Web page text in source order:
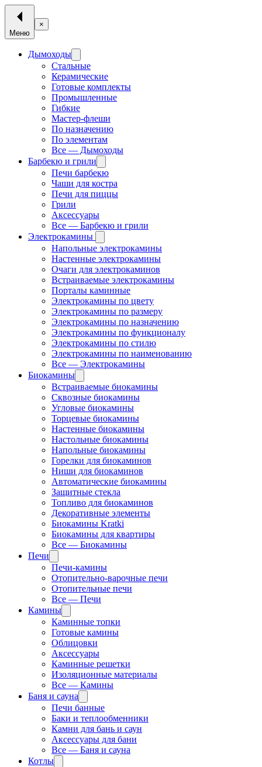
Меню
×
Дымоходы
Стальные
Керамические
Готовые комплекты
Промышленные
Гибкие
Мастер-флеши
По назначению
По элементам
Все — Дымоходы
Барбекю и грили
Печи барбекю
Чаши для костра
Печи для пиццы
Грили
Аксессуары
Все — Барбекю и грили
Электрокамины
Напольные электрокамины
Настенные электрокамины
Очаги для электрокаминов
Встраиваемые электрокамины
Порталы каминные
Электрокамины по цвету
Электрокамины по размеру
Электрокамины по назначению
Электрокамины по функционалу
Электрокамины по стилю
Электрокамины по наименованию
Все — Электрокамины
Биокамины
Встраиваемые биокамины
Сквозные биокамины
Угловые биокамины
Торцевые биокамины
Настенные биокамины
Настольные биокамины
Напольные биокамины
Горелки для биокаминов
Ниши для биокаминов
Автоматические биокамины
Защитные стекла
Топливо для биокаминов
Декоративные элементы
Биокамины Kratki
Биокамины для квартиры
Все — Биокамины
Печи
Печи-камины
Отопительно-варочные печи
Отопительные печи
Все — Печи
Камины
Каминные топки
Готовые камины
Облицовки
Аксессуары
Каминные решетки
Изоляционные материалы
Все — Камины
Баня и сауна
Печи банные
Баки и теплообменники
Камни для бань и саун
Аксессуары для бани
Все — Баня и сауна
Котлы